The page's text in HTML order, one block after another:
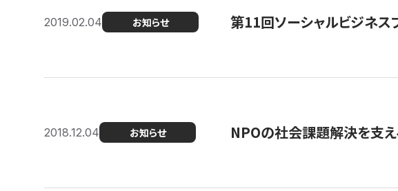
2019.02.04 お知らせ 第11回ソーシャルビジネス
2018.12.04 お知らせ NPOの社会課題解決を支